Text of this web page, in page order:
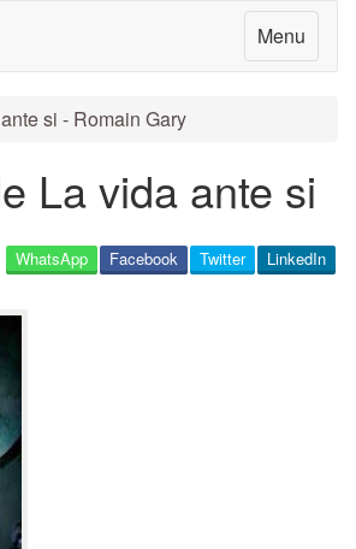
Menu
si - Romain Gary
La vida ante si
LinkedIn
Twitter
Facebook
WhatsApp